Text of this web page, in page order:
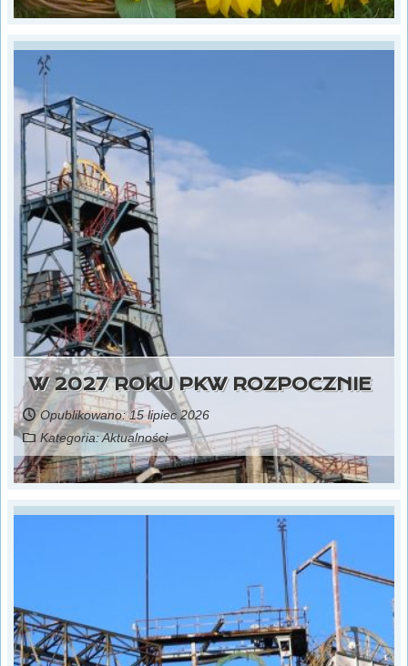
W 2027 ROKU PKW ROZPOCZNIE
Opublikowano: 15 lipiec 2026
Kategoria:Aktualności